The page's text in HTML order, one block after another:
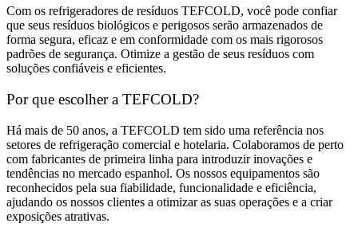
Com os refrigeradores de resíduos TEFCOLD, você pode confiar
que seus resíduos biológicos e perigosos serão armazenados de
forma segura, eficaz e em conformidade com os mais rigorosos
padrões de segurança. Otimize a gestão de seus resíduos com
soluções confiáveis e eficientes.
Por que escolher a TEFCOLD?
Há mais de 50 anos, a TEFCOLD tem sido uma referência nos
setores de refrigeração comercial e hotelaria. Colaboramos de perto
com fabricantes de primeira linha para introduzir inovações e
tendências no mercado espanhol. Os nossos equipamentos são
reconhecidos pela sua fiabilidade, funcionalidade e eficiência,
ajudando os nossos clientes a otimizar as suas operações e a criar
exposições atrativas.